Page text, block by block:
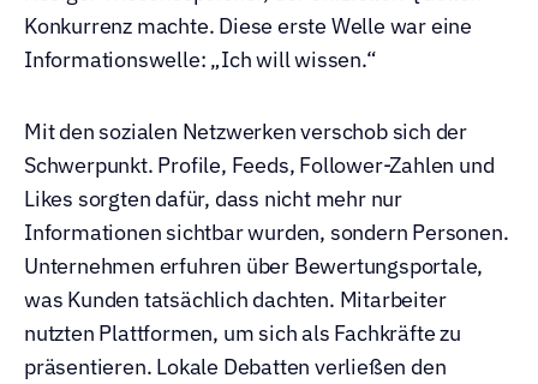
Konkurrenz machte. Diese erste Welle war eine
Informationswelle: „Ich will wissen.“
Mit den sozialen Netzwerken verschob sich der
Schwerpunkt. Profile, Feeds, Follower-Zahlen und
Likes sorgten dafür, dass nicht mehr nur
Informationen sichtbar wurden, sondern Personen.
Unternehmen erfuhren über Bewertungsportale,
was Kunden tatsächlich dachten. Mitarbeiter
nutzten Plattformen, um sich als Fachkräfte zu
präsentieren. Lokale Debatten verließen den